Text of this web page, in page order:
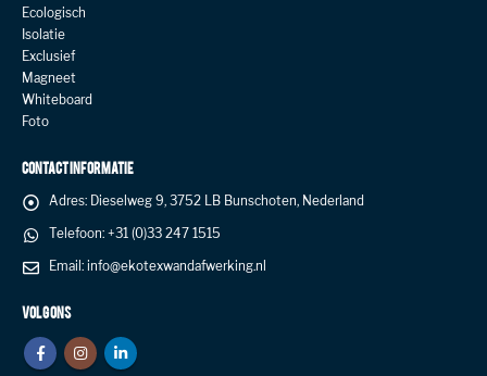
Ecologisch
Isolatie
Exclusief
Magneet
Whiteboard
Foto
CONTACT INFORMATIE
Adres: Dieselweg 9, 3752 LB Bunschoten, Nederland
Telefoon: +31 (0)33 247 1515
Email: info@ekotexwandafwerking.nl
VOLG ONS